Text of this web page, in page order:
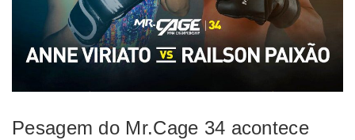
Pesagem do Mr.Cage 34 acontece